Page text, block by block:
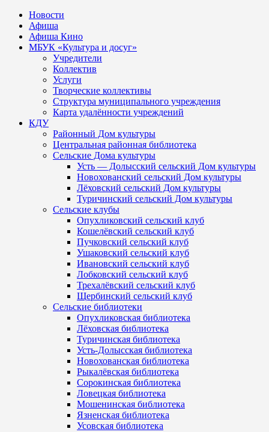
Новости
Афиша
Афиша Кино
МБУК «Культура и досуг»
Учредители
Коллектив
Услуги
Творческие коллективы
Структура муниципального учреждения
Карта удалённости учреждений
КДУ
Районный Дом культуры
Центральная районная библиотека
Сельские Дома культуры
Усть — Долысский сельский Дом культуры
Новохованский сельский Дом культуры
Лёховский сельский Дом культуры
Туричинский сельский Дом культуры
Сельские клубы
Опухликовский сельский клуб
Кошелёвский сельский клуб
Пучковский сельский клуб
Ушаковский сельский клуб
Ивановский сельский клуб
Лобковский сельский клуб
Трехалёвский сельский клуб
Щербинский сельский клуб
Сельские библиотеки
Опухликовская библиотека
Лёховская библиотека
Туричинская библиотека
Усть-Долысская библиотека
Новохованская библиотека
Рыкалёвская библиотека
Сорокинская библиотека
Ловецкая библиотека
Мошенинская библиотека
Язненская библиотека
Усовская библиотека